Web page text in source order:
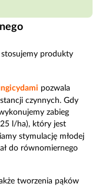
produkty
pozwala
czynnych. Gdy
zabieg
l/ha), który jest
stymulację młodej
do równomiernego
tworzenia pąków